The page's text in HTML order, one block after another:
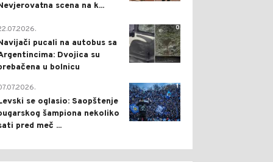
scena na k...
0
pucali na autobus sa
Dvojica su
u bolnicu
1
se oglasio: Saopštenje
šampiona nekoliko
pred meč ...